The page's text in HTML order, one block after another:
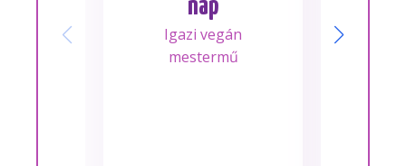
nap
Igazi vegán
mestermű